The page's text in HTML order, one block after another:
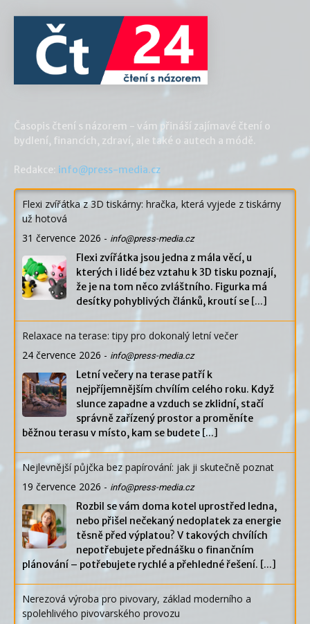
Časopis čtení s názorem - vám přináší zajímavé čtení o
bydlení, financích, zdraví, ale také o autech a módě.
Redakce: info@press-media.cz
Flexi zvířátka z 3D tiskárny: hračka, která vyjede z tiskárny
už hotová
31 července 2026 - info@press-media.cz
Flexi zvířátka jsou jedna z mála věcí, u
kterých i lidé bez vztahu k 3D tisku poznají,
že je na tom něco zvláštního. Figurka má
desítky pohyblivých článků, kroutí se [...]
Relaxace na terase: tipy pro dokonalý letní večer
24 července 2026 - info@press-media.cz
Letní večery na terase patří k
nejpříjemnějším chvílím celého roku. Když
slunce zapadne a vzduch se zklidní, stačí
správně zařízený prostor a proměníte
běžnou terasu v místo, kam se budete [...]
Nejlevnější půjčka bez papírování: jak ji skutečně poznat
19 července 2026 - info@press-media.cz
Rozbil se vám doma kotel uprostřed ledna,
nebo přišel nečekaný nedoplatek za energie
těsně před výplatou? V takových chvílích
nepotřebujete přednášku o finančním
plánování – potřebujete rychlé a přehledné řešení. [...]
Nerezová výroba pro pivovary, základ moderního a
spolehlivého pivovarského provozu